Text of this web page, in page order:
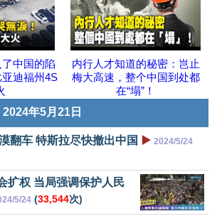
中国的陷
迪福州4S
内行人才知道的秘密：岂止
梅大高速，整个中国到处都
在“塌”！
2024年5月21日
翻车 特斯拉尽快撤出中国 ▶️ 2024/5/24
扩权 当局强调保护人民
5/24 (33,544次)